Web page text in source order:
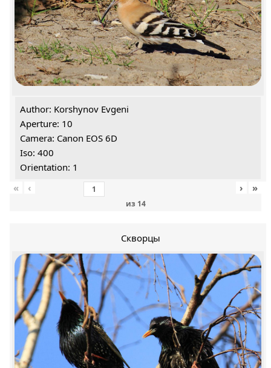
Author: Korshynov Evgeni
Aperture: 10
Camera: Canon EOS 6D
Iso: 400
Orientation: 1
«
‹
из 14
› »
Скворцы